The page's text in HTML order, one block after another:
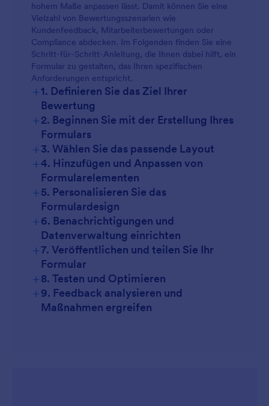
hohem Maße anpassen lässt. Damit können Sie eine
Vielzahl von Bewertungsszenarien wie
Kundenfeedback, Mitarbeiterbewertungen oder
Compliance abdecken. Im Folgenden finden Sie eine
Schritt-für-Schritt-Anleitung, die Ihnen dabei hilft, ein
Formular zu gestalten, das Ihren spezifischen
Anforderungen entspricht.
+1. Definieren Sie das Ziel Ihrer
Bewertung
+2. Beginnen Sie mit der Erstellung Ihres
Formulars
+3. Wählen Sie das passende Layout
+4. Hinzufügen und Anpassen von
Formularelementen
+5. Personalisieren Sie das
Formulardesign
+6. Benachrichtigungen und
Datenverwaltung einrichten
+7. Veröffentlichen und teilen Sie Ihr
Formular
+8. Testen und Optimieren
+9. Feedback analysieren und
Maßnahmen ergreifen